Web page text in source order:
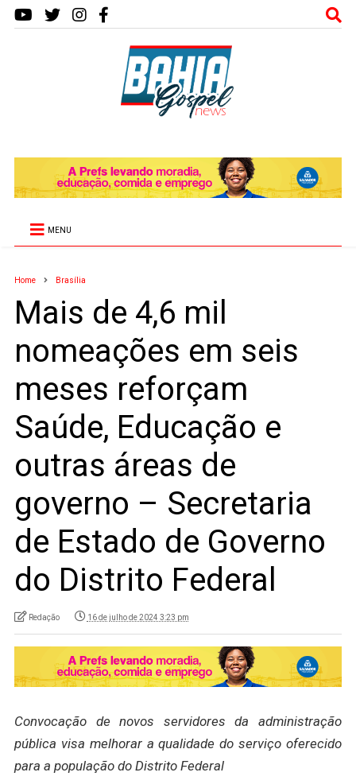
MENU
Home Brasília
Mais de 4,6 mil
nomeações em seis
meses reforçam
Saúde, Educação e
outras áreas de
governo – Secretaria
de Estado de Governo
do Distrito Federal
Redação 16 de julho de 2024 3:23 pm
Convocação de novos servidores da administração
pública visa melhorar a qualidade do serviço oferecido
para a população do Distrito Federal